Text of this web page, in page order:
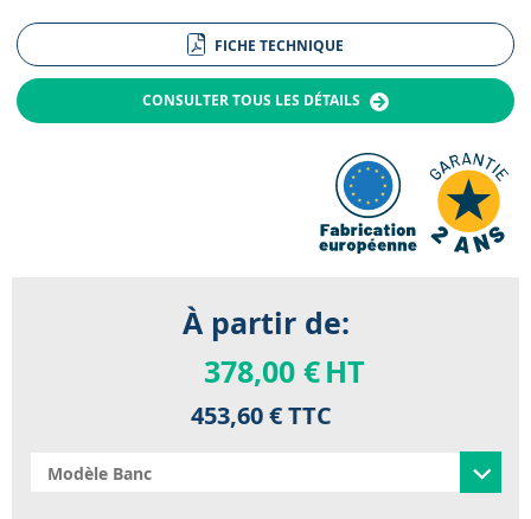
FICHE TECHNIQUE
CONSULTER TOUS LES DÉTAILS
À partir de:
378,00 €HT
453,60 €TTC